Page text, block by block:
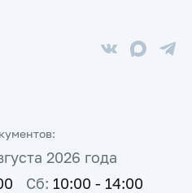
2026 года
Сб: 10:00 - 14:00